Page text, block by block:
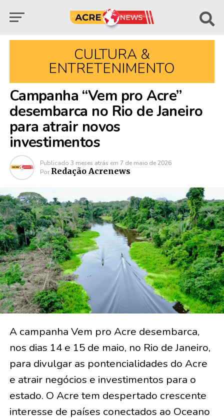
CULTURA &
ENTRETENIMENTO
Campanha “Vem pro Acre”
desembarca no Rio de Janeiro
para atrair novos
investimentos
Publicado 3 meses atrás em 7 de maio de 2026
Por Redação Acrenews
A campanha Vem pro Acre desembarca,
nos dias 14 e 15 de maio, no Rio de Janeiro,
para divulgar as pontencialidades do Acre
e atrair negócios e investimentos para o
estado. O Acre tem despertado crescente
interesse de países conectados ao Oceano